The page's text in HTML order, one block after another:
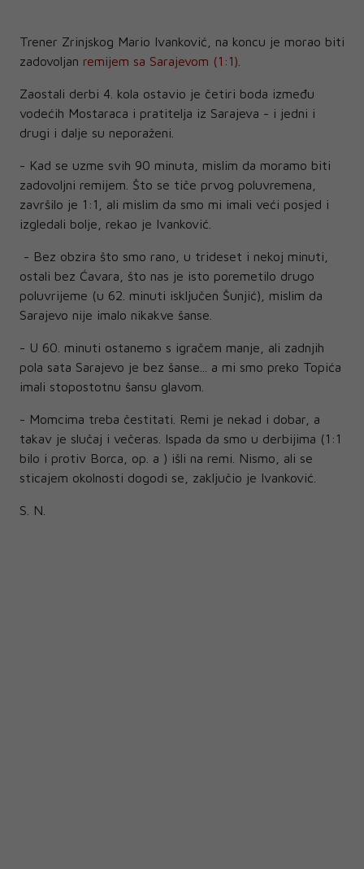
Trener Zrinjskog Mario Ivanković, na koncu je morao biti
zadovoljan remijem sa Sarajevom (1:1)
Zaostali derbi 4. kola ostavio je četiri boda između
vodećih Mostaraca i pratitelja iz Sarajeva - i jedni i
drugi i dalje su neporaženi.
- Kad se uzme svih 90 minuta, mislim da moramo biti
zadovoljni remijem. Što se tiče prvog poluvremena,
završilo je 1:1, ali mislim da smo mi imali veći posjed i
izgledali bolje, rekao je Ivanković.
- Bez obzira što smo rano, u trideset i nekoj minuti,
ostali bez Ćavara, što nas je isto poremetilo drugo
poluvrijeme (u 62. minuti isključen Šunjić), mislim da
Sarajevo nije imalo nikakve šanse.
- U 60. minuti ostanemo s igračem manje, ali zadnjih
pola sata Sarajevo je bez šanse... a mi smo preko Topića
imali stopostotnu šansu glavom.
- Momcima treba čestitati. Remi je nekad i dobar, a
takav je slučaj i večeras. Ispada da smo u derbijima (1:1
bilo i protiv Borca, op. a ) išli na remi. Nismo, ali se
sticajem okolnosti dogodi se, zaključio je Ivanković.
S. N.